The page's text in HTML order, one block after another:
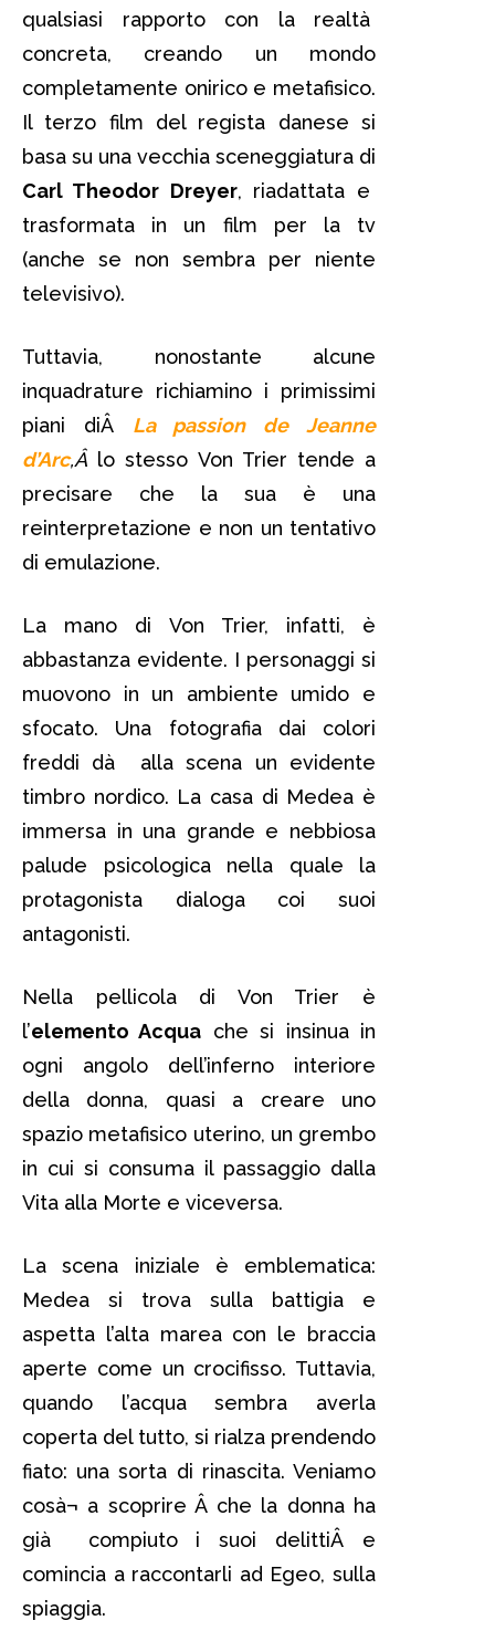
qualsiasi rapporto con la realtà
concreta, creando un mondo
completamente onirico e metafisico.
Il terzo film del regista danese si
basa su una vecchia sceneggiatura di
Carl Theodor Dreyer, riadattata e
trasformata in un film per la tv
(anche se non sembra per niente
televisivo).
Tuttavia, nonostante alcune
inquadrature richiamino i primissimi
piani diÂ La passion de Jeanne
d’Arc,Â lo stesso Von Trier tende a
precisare che la sua è una
reinterpretazione e non un tentativo
di emulazione.
La mano di Von Trier, infatti, è
abbastanza evidente. I personaggi si
muovono in un ambiente umido e
sfocato. Una fotografia dai colori
freddi dà alla scena un evidente
timbro nordico. La casa di Medea è
immersa in una grande e nebbiosa
palude psicologica nella quale la
protagonista dialoga coi suoi
antagonisti.
Nella pellicola di Von Trier è
l’elemento Acqua che si insinua in
ogni angolo dell’inferno interiore
della donna, quasi a creare uno
spazio metafisico uterino, un grembo
in cui si consuma il passaggio dalla
Vita alla Morte e viceversa.
La scena iniziale è emblematica:
Medea si trova sulla battigia e
aspetta l’alta marea con le braccia
aperte come un crocifisso. Tuttavia,
quando l’acqua sembra averla
coperta del tutto, si rialza prendendo
fiato: una sorta di rinascita. Veniamo
cosà¬ a scoprire Â che la donna ha
già compiuto i suoi delittiÂ e
comincia a raccontarli ad Egeo, sulla
spiaggia.